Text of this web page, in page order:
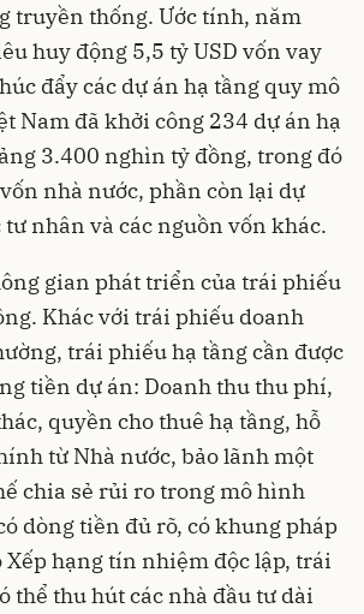
truyền thống. Ước tính, năm
huy động 5,5 tỷ USD vốn vay
đẩy các dự án hạ tầng quy mô
Nam đã khởi công 234 dự án hạ
3.400 nghìn tỷ đồng, trong đó
nhà nước, phần còn lại dự
nhân và các nguồn vốn khác.
gian phát triển của trái phiếu
Khác với trái phiếu doanh
trái phiếu hạ tầng cần được
tiền dự án: Doanh thu thu phí,
quyền cho thuê hạ tầng, hỗ
từ Nhà nước, bảo lãnh một
chia sẻ rủi ro trong mô hình
dòng tiền đủ rõ, có khung pháp
Xếp hạng tín nhiệm độc lập, trái
thể thu hút các nhà đầu tư dài